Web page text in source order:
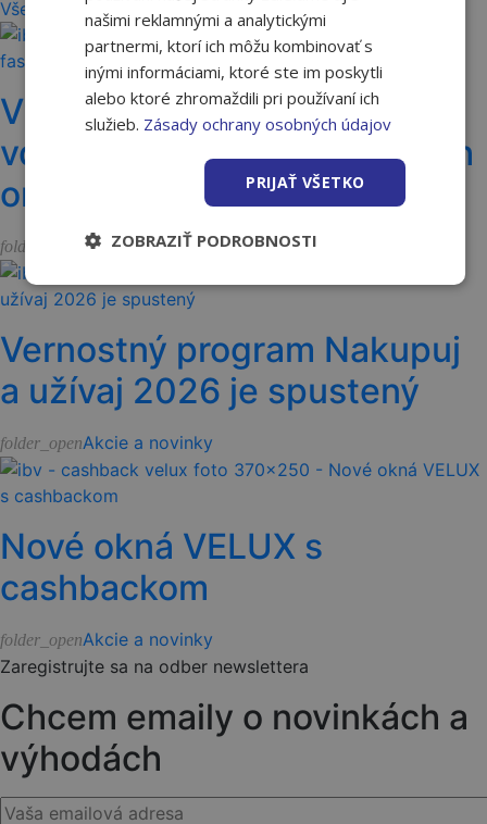
Všetky články
Vyššia odolnosť fasády
vďaka vláknam vo fasádnych
omietkach Ceresit
folder_open Akcie a novinky
Vernostný program Nakupuj
a užívaj 2026 je spustený
folder_openAkcie a novinky
Nové okná VELUX s
cashbackom
folder_openAkcie a novinky
Zaregistrujte sa na odber newslettera
Chcem emaily o novinkách a
výhodách
našimi reklamnými a analytickými
partnermi, ktorí ich môžu kombinovať s
inými informáciami, ktoré ste im poskytli
alebo ktoré zhromaždili pri používaní ich
služieb. Zásady ochrany osobných údajov
PRIJAŤ VŠETKO
ZOBRAZIŤ PODROBNOSTI